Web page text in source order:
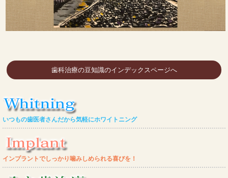
歯科治療の豆知識のインデックスページへ
いつもの歯医者さんだから気軽にホワイトニング
インプラントでしっかり噛みしめられる喜びを！